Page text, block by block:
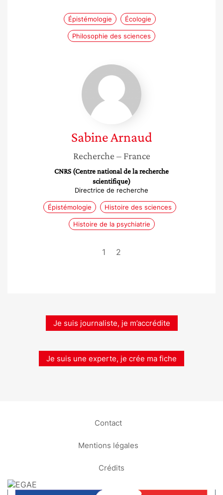
Épistémologie Écologie
Philosophie des sciences
Sabine
Arnaud
SabineArnaud
Recherche – France
CNRS (Centre national de la recherche
scientifique)
Directrice de recherche
Épistémologie Histoire des sciences
Histoire de la psychiatrie
1 2
Je suis journaliste, je m’accrédite
Je suis une experte, je crée ma fiche
Contact
Mentions légales
Crédits